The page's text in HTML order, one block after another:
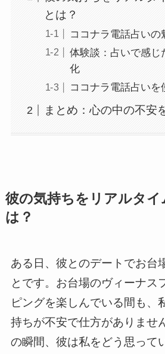
とは？
ココナラ電話占いの
体験談：占いで感じ
化
ココナラ電話占いを
まとめ：心の中の不安
彼の気持ちをリアルタイ
は？
ある日、彼とのデートでお台
とです。お台場のヴィーナス
ピングを楽しんでいる間も、
持ちが不安で仕方がありませ
の瞬間、彼は私をどう思って